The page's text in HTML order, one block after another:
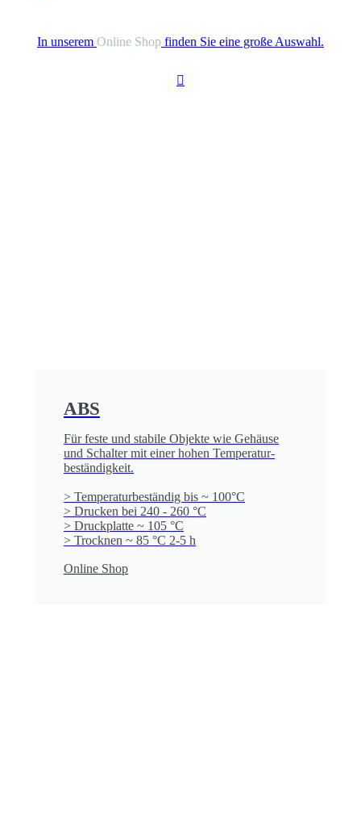
In unserem Online Shop finden Sie eine große Auswahl.
ABS
Für feste und stabile Objekte wie Gehäuse
und Schalter mit einer hohen Temperatur­
beständigkeit.
> Temperatur­beständig bis ~ 100°C
> Drucken bei 240 - 260 °C
> Druckplatte ~ 105 °C
> Trocknen ~ 85 °C 2-5 h
Online Shop